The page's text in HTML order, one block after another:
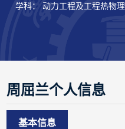
学科： 动力工程及工程热物理
周屈兰个人信息
基本信息